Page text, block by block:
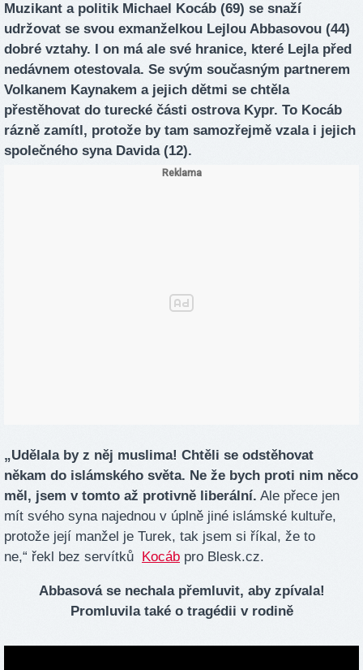
Muzikant a politik Michael Kocáb (69) se snaží
udržovat se svou exmanželkou Lejlou Abbasovou (44)
dobré vztahy. I on má ale své hranice, které Lejla před
nedávnem otestovala. Se svým současným partnerem
Volkanem Kaynakem a jejich dětmi se chtěla
přestěhovat do turecké části ostrova Kypr. To Kocáb
rázně zamítl, protože by tam samozřejmě vzala i jejich
společného syna Davida (12).
„Udělala by z něj muslima! Chtěli se odstěhovat
někam do islámského světa. Ne že bych proti nim něco
měl, jsem v tomto až protivně liberální. Ale přece jen
mít svého syna najednou v úplně jiné islámské kultuře,
protože její manžel je Turek, tak jsem si říkal, že to
ne,“ řekl bez servítků
Kocáb pro Blesk.cz.
Abbasová se nechala přemluvit, aby zpívala!
Promluvila také o tragédii v rodině